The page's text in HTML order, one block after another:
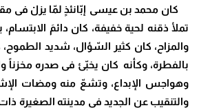
كان محمد بن عيسى إبّانئذٍ لمّا يزلْ فى
تملأ ذقنه لحية خفيفة، كان دائمَ
والمزاح، كان كثير السّؤال، شديد الطموح،
بالفطرة، وكأنه كان يخبّئ فى صدره مخزناً
وهواجس الإبداع، وتشعّ منه ومضات
والتنقيب عن الجديد فى مدينته الصغيرة ذات